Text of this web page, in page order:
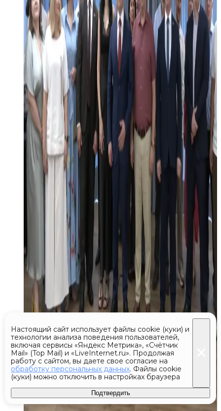
Настоящий сайт использует файлы cookie (куки) и
технологии анализа поведения пользователей,
включая сервисы «Яндекс Метрика», «Счётчик
Mail» (Top Mail) и «LiveInternet.ru». Продолжая
работу с сайтом, вы даете свое согласие на
обработку персональных данных. Файлы cookie
(куки) можно отключить в настройках браузера
Подтвердить